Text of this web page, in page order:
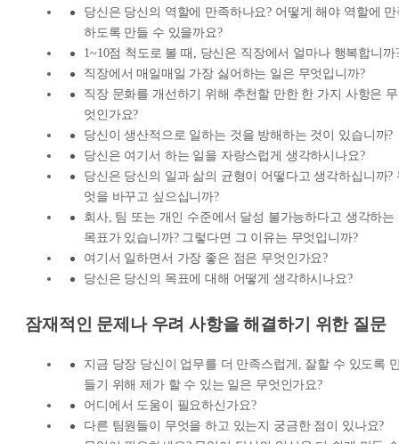
당신은 당신의 역할에 만족하나요? 어떻게 해야 역할에 만
하도록 만들 수 있을까요?
1~10점 척도로 볼 때, 당신은 직장에서 얼마나 행복합니까
직장에서 매일매일 가장 싫어하는 일은 무엇입니까?
직장 문화를 개선하기 위해 추천할 만한 한 가지 사항은 무
엇인가요?
당신이 생산적으로 일하는 것을 방해하는 것이 있습니까?
당신은 여기서 하는 일을 자랑스럽게 생각하시나요?
당신은 당신의 일과 삶의 균형이 어떻다고 생각하십니까?
엇을 바꾸고 싶으십니까?
회사, 팀 또는 개인 수준에서 달성 불가능하다고 생각하는
목표가 있습니까? 그렇다면 그 이유는 무엇입니까?
여기서 일하면서 가장 좋은 점은 무엇인가요?
당신은 당신의 목표에 대해 어떻게 생각하시나요?
잠재적인 문제나 우려 사항을 해결하기 위한 질문
지금 당장 당신이 업무를 더 만족스럽게, 잘할 수 있도록
들기 위해 제가 할 수 있는 일은 무엇인가요?
어디에서 도움이 필요하신가요?
다른 팀원들이 무엇을 하고 있는지 궁금한 점이 있나요?